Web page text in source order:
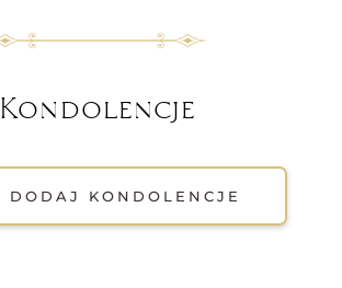
Kondolencje
DODAJ KONDOLENCJE